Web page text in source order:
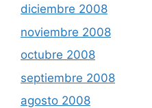
diciembre 2008
noviembre 2008
octubre 2008
septiembre 2008
agosto 2008